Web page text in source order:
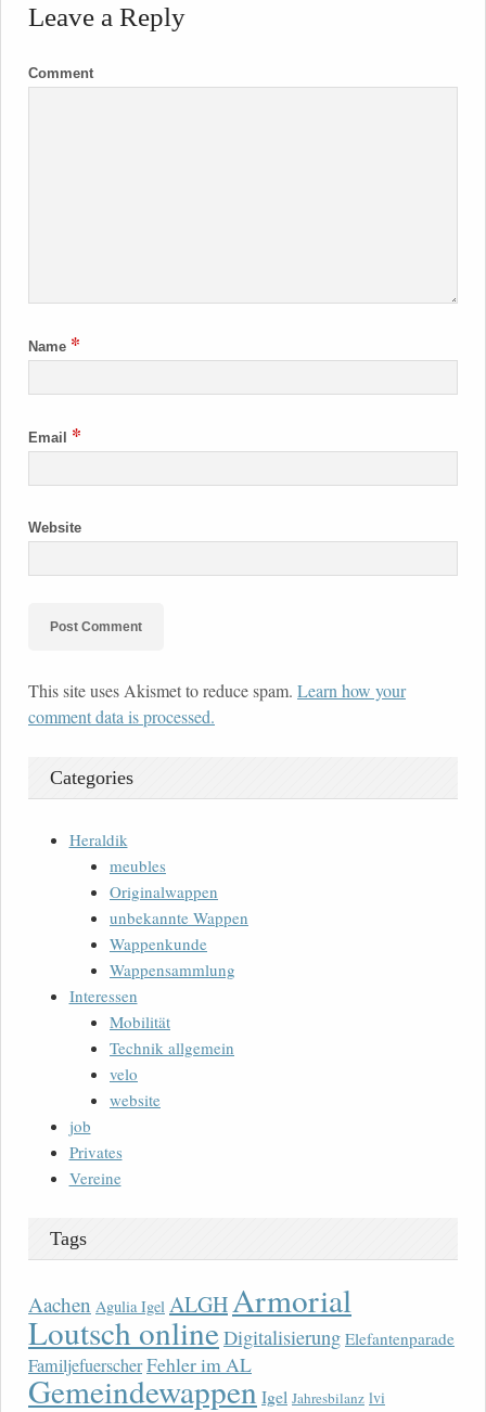
Leave a Reply
Comment
Name *
Email *
Website
This site uses Akismet to reduce spam. Learn how your
comment data is processed.
Categories
Heraldik
meubles
Originalwappen
unbekannte Wappen
Wappenkunde
Wappensammlung
Interessen
Mobilität
Technik allgemein
velo
website
job
Privates
Vereine
Tags
Aachen Agulia Igel ALGH Armorial
Loutsch onlineDigitalisierung Elefantenparade
FamiljefuerscherFehler im AL
Gemeindewappen Igel Jahresbilanz lvi